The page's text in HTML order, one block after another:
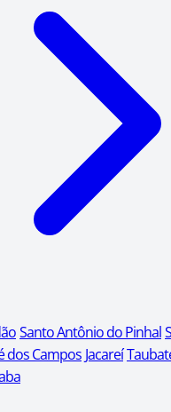
Santo Antônio do Pinhal
dos Campos Jacareí